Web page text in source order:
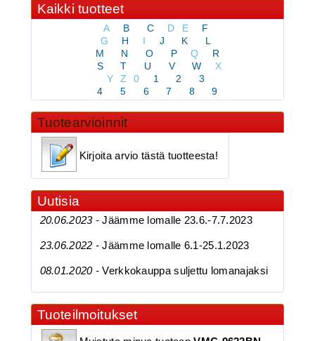
3.90€
BKK 6062-1X Black Ni...
Kolmihaarakoukku N.4
3.90€
BKK 6062-1X Black Ni...
Kaikki tuotteet
A B C D E
F
G
H I J K
L
M
N O P Q
R
S
T U V W
X
Y
Z 0 1 2
3
4
5 6 7 8 9
Tuotearvioinnit
Kirjoita arvio tästä tuotteesta!
Uutisia
20.06.2023 -Jäämme lomalle 23.6.-7.7.2023
23.06.2022 -Jäämme lomalle 6.1-25.1.2023
08.01.2020 -Verkkokauppa suljettu lomanajaksi
Tuoteilmoitukset